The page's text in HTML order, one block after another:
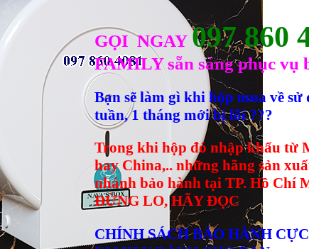
GỌI NGAY 097 860
FAMILY sẵn sàng phục vụ
Bạn sẽ làm gì khi hộp mua về sử
tuần, 1 tháng mới bị lỗi ???
Trong khi hộp đónhập khẩu từ
hay China,.. những hãng sản
nhánh bảo hành tại TP. Hồ Chí
ĐỪNG LO, HÃY ĐỌC
CHÍNH SÁCH BẢO HÀNH